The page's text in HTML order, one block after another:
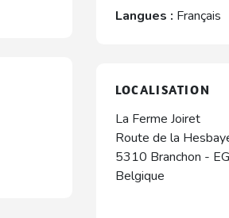
Langues : Français
LOCALISATION
La Ferme Joiret
Route de la
5310 Branchon -
Belgique